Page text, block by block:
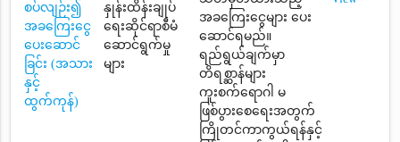
စပ်လျဉ်း၍
အခကြေးငွေ
ပေးဆောင်
ခြင်း (အသား
နှင့်
ထွက်ကုန်)
နှုန်းထိန်းချုပ်
ရေးဆိုင်ရာစီမံ
ဆောင်ရွက်မှု
များ
အခကြေးငွေများ ပေး
ဆောင်ရမည်။
ရည်ရွယ်ချက်မှာ
တိရစ္ဆာန်များ
ကူးစက်ရောဂါ မ
ဖြစ်ပွားစေရေးအတွက်
ကြိုတင်ကာကွယ်ရန်နှင့်